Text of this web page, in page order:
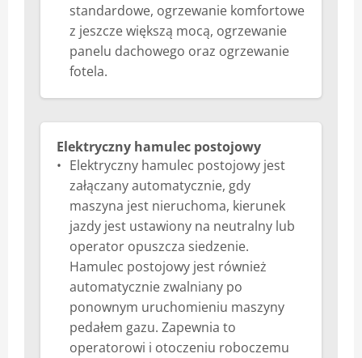
standardowe, ogrzewanie komfortowe
z jeszcze większą mocą, ogrzewanie
panelu dachowego oraz ogrzewanie
fotela.
Elektryczny hamulec postojowy
Elektryczny hamulec postojowy jest
załączany automatycznie, gdy
maszyna jest nieruchoma, kierunek
jazdy jest ustawiony na neutralny lub
operator opuszcza siedzenie.
Hamulec postojowy jest również
automatycznie zwalniany po
ponownym uruchomieniu maszyny
pedałem gazu. Zapewnia to
operatorowi i otoczeniu roboczemu